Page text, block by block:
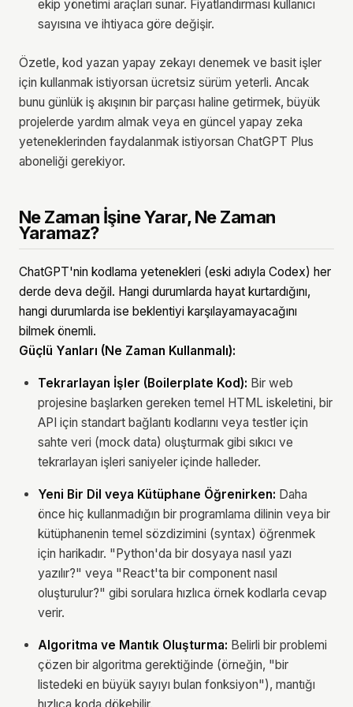
ekip yönetimi araçları sunar. Fiyatlandırması kullanıcı
sayısına ve ihtiyaca göre değişir.
Özetle, kod yazan yapay zekayı denemek ve basit işler
için kullanmak istiyorsan ücretsiz sürüm yeterli. Ancak
bunu günlük iş akışının bir parçası haline getirmek, büyük
projelerde yardım almak veya en güncel yapay zeka
yeteneklerinden faydalanmak istiyorsan ChatGPT Plus
aboneliği gerekiyor.
Ne Zaman İşine Yarar, Ne Zaman
Yaramaz?
ChatGPT'nin kodlama yetenekleri (eski adıyla Codex) her
derde deva değil. Hangi durumlarda hayat kurtardığını,
hangi durumlarda ise beklentiyi karşılayamayacağını
bilmek önemli.
Güçlü Yanları (Ne Zaman Kullanmalı):
Tekrarlayan İşler (Boilerplate Kod): Bir web
projesine başlarken gereken temel HTML iskeletini, bir
API için standart bağlantı kodlarını veya testler için
sahte veri (mock data) oluşturmak gibi sıkıcı ve
tekrarlayan işleri saniyeler içinde halleder.
Yeni Bir Dil veya Kütüphane Öğrenirken: Daha
önce hiç kullanmadığın bir programlama dilinin veya bir
kütüphanenin temel sözdizimini (syntax) öğrenmek
için harikadır. "Python'da bir dosyaya nasıl yazı
yazılır?" veya "React'ta bir component nasıl
oluşturulur?" gibi sorulara hızlıca örnek kodlarla cevap
verir.
Algoritma ve Mantık Oluşturma: Belirli bir problemi
çözen bir algoritma gerektiğinde (örneğin, "bir
listedeki en büyük sayıyı bulan fonksiyon"), mantığı